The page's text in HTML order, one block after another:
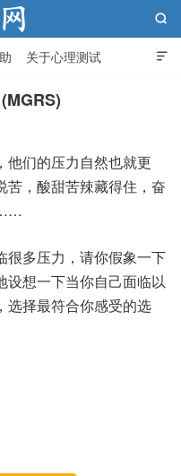

关于心理测试

他们的压力自然也就更
苦，酸甜苦辣藏得住，奋
……
很多压力，请你假象一下
设想一下当你自己面临以
选择最符合你感受的选